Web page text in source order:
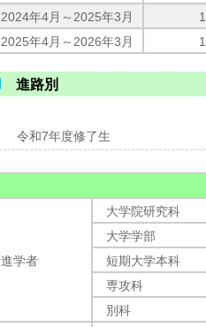
2024年4月～2025年3月
2025年4月～2026年3月
進路別
令和7年度修了生
進学者
大学院研究科
大学学部
短期大学本科
専攻科
別科